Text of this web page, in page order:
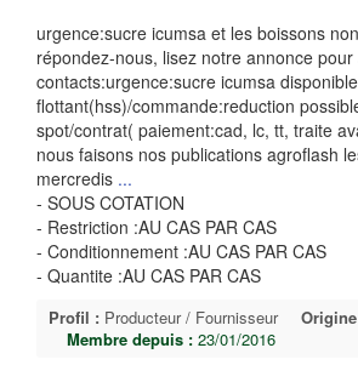
urgence:sucre icumsa et les boissons
répondez-nous, lisez notre annonce
contacts:urgence:sucre icumsa
flottant(hss)/commande:reduction
spot/contrat( paiement:cad, lc, tt, traite
nous faisons nos publications agroflash
mercredis ...
- SOUS COTATION
- Restriction :AU CAS PAR CAS
- Conditionnement :AU CAS PAR CAS
- Quantite :AU CAS PAR CAS
Profil : Producteur / Fournisseur
Membre depuis : 23/01/2016